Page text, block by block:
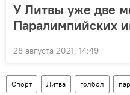
У Литвы уже две
Паралимпийских
28 августа 2021, 14:49
Спорт Литва голбол